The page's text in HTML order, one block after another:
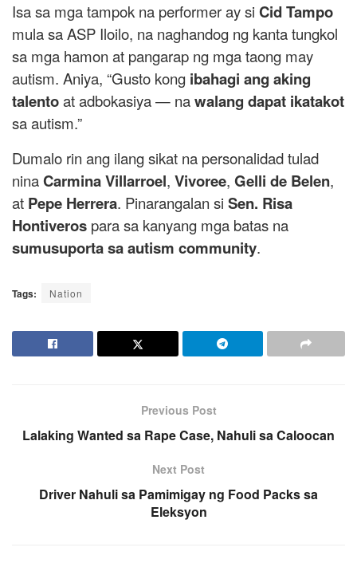
Isa sa mga tampok na performer ay si Cid Tampo
mula sa ASP Iloilo, na naghandog ng kanta tungkol
sa mga hamon at pangarap ng mga taong may
autism. Aniya, “Gusto kong ibahagi ang aking
talentoat adbokasiya — nawalang dapat ikatakot
sa autism.”
Dumalo rin ang ilang sikat na personalidad tulad
ninaCarmina Villarroel, Vivoree, Gelli de Belen,
at Pepe Herrera. Pinarangalan si Sen. Risa
Hontiveros para sa kanyang mga batas na
sumusuporta sa autism community.
Tags: Nation
Previous Post
Lalaking Wanted sa Rape Case, Nahuli sa Caloocan
Next Post
Driver Nahuli sa Pamimigay ng Food Packs sa
Eleksyon